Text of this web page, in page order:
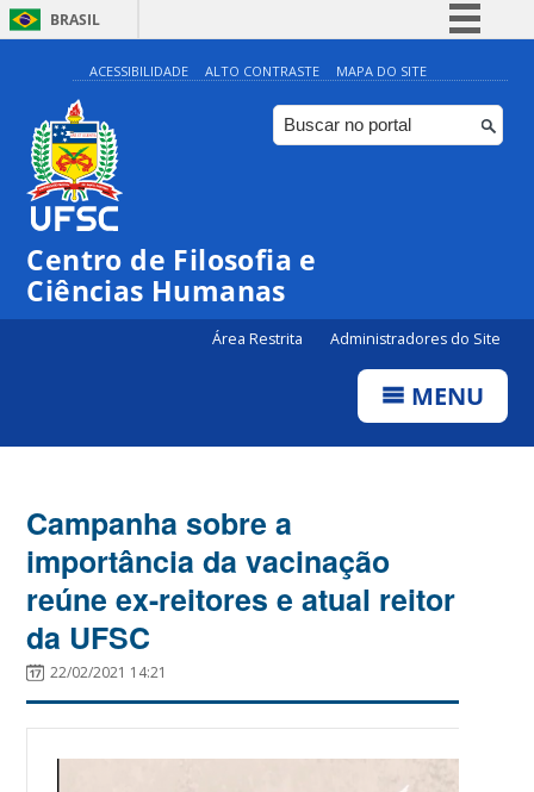
BRASIL
Simplifique!
Comunica BR
Participe
ACESSIBILIDADE ALTO CONTRASTE MAPA DO SITE
Centro de Filosofia e
Ciências Humanas
Área Restrita Administradores do Site
MENU
Campanha sobre a
importância da vacinação
reúne ex-reitores e atual reitor
da UFSC
22/02/2021 14:21